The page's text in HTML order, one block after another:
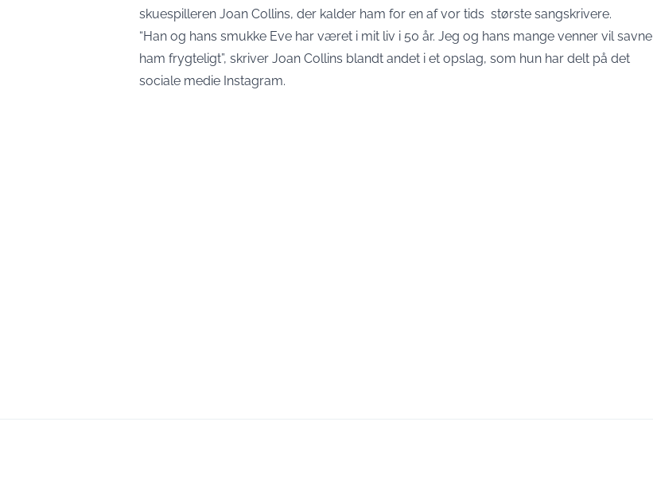
skuespilleren Joan Collins, der kalder ham for en af vor tids største sangskrivere.
“Han og hans smukke Eve har været i mit liv i 50 år. Jeg og hans mange venner vil savne
ham frygteligt”, skriver Joan Collins blandt andet i et opslag, som hun har delt på det
sociale medie Instagram.